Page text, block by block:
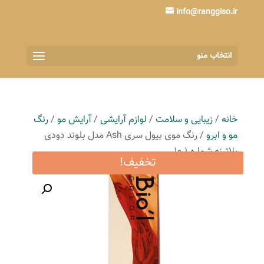
info@ranggiso.ir
انتخاب منو
خانه/زیبایی و سلامت/ لوازم آرایشی/آرایش مو/رنگ
مو و ابرو
/ رنگ موی بیول سری Ash مدل بلوند دودی
پلاتینه شماره 10.1
تخفیف!